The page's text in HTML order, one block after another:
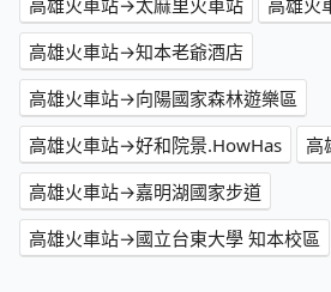
高雄火車站→太麻里火車站
高雄火
高雄火車站→知本老爺酒店
高雄火車站→向陽國家森林遊樂區
高雄火車站→好和院景.HowHas
高
高雄火車站→嘉明湖國家步道
高雄火車站→國立台東大學 知本校區